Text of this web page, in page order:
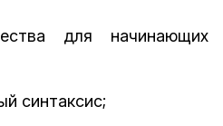
для начинающих
синтаксис;